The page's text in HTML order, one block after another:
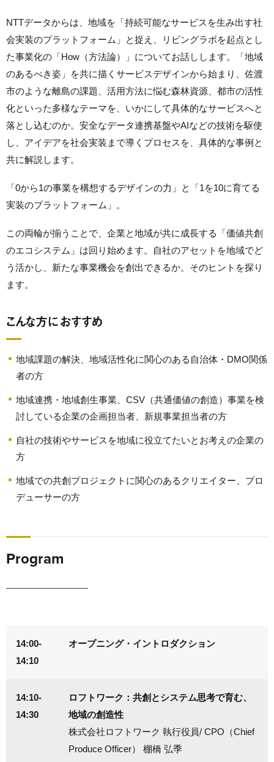
NTTデータからは、地域を「持続可能なサービスを生み出す社
会実装のプラットフォーム」と捉え、リビングラボを起点とし
た事業化の「How（方法論）」についてお話しします。「地域
のあるべき姿」を共に描くサービスデザインから始まり、佐渡
市のような離島の課題、活用方法に悩む森林資源、都市の活性
化といった多様なテーマを、いかにして具体的なサービスへと
落とし込むのか。安全なデータ連携基盤やAIなどの技術を駆使
し、アイデアを社会実装まで導くプロセスを、具体的な事例と
共に解説します。
「0から1の事業を構想するデザインの力」と「1を10に育てる
実装のプラットフォーム」。
この両輪が揃うことで、企業と地域が共に成長する「価値共創
のエコシステム」は回り始めます。自社のアセットを地域でど
う活かし、新たな事業機会を創出できるか。そのヒントを探り
ます。
こんな方におすすめ
地域課題の解決、地域活性化に関心のある自治体・DMO関係
者の方
地域連携・地域創生事業、CSV（共通価値の創造）事業を検
討している企業の企画担当者、新規事業担当者の方
自社の技術やサービスを地域に役立てたいとお考えの企業の
方
地域での共創プロジェクトに関心のあるクリエイター、プロ
デューサーの方
Program
14:00-
14:10
オープニング・イントロダクション
14:10-
14:30
ロフトワーク：共創とシステム思考で育む、
地域の創造性
株式会社ロフトワーク 執行役員/ CPO（Chief
Produce Officer） 棚橋 弘季